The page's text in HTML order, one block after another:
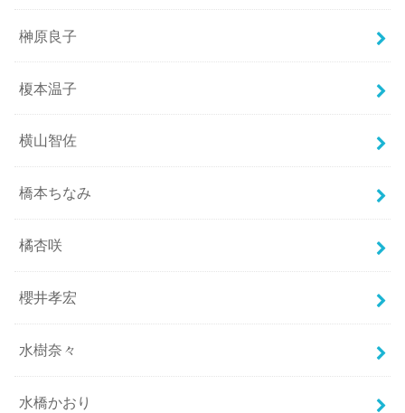
榊原良子
榎本温子
横山智佐
橋本ちなみ
橘杏咲
櫻井孝宏
水樹奈々
水橋かおり